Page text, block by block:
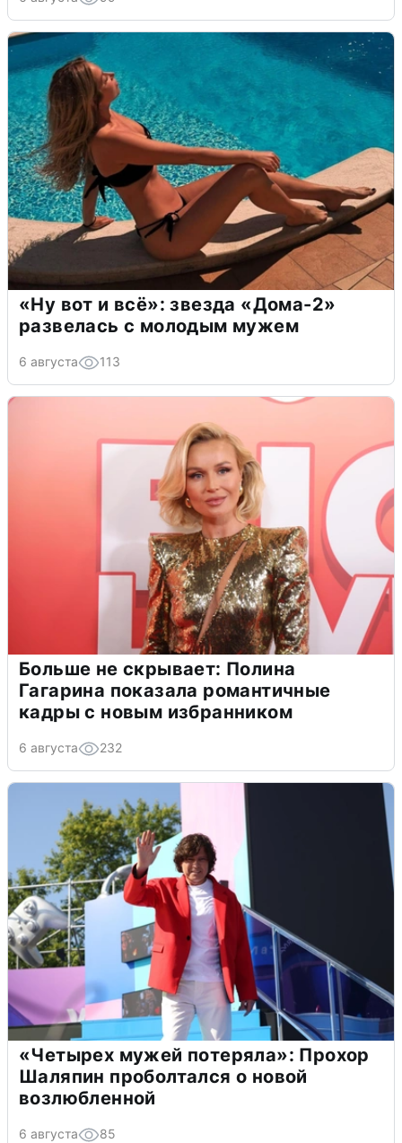
«Ну вот и всё»: звезда «Дома-2»
развелась с молодым мужем
6 августа 113
Больше не скрывает: Полина
Гагарина показала романтичные
кадры с новым избранником
6 августа 232
«Четырех мужей потеряла»: Прохор
Шаляпин проболтался о новой
возлюбленной
6 августа 85